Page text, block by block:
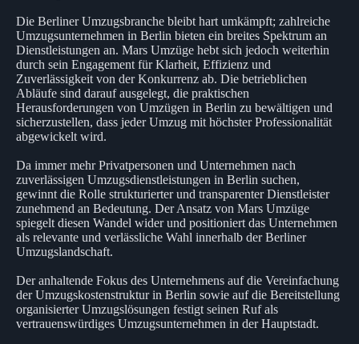
Die Berliner Umzugsbranche bleibt hart umkämpft; zahlreiche
Umzugsunternehmen in Berlin bieten ein breites Spektrum an
Dienstleistungen an. Mars Umzüge hebt sich jedoch weiterhin
durch sein Engagement für Klarheit, Effizienz und
Zuverlässigkeit von der Konkurrenz ab. Die betrieblichen
Abläufe sind darauf ausgelegt, die praktischen
Herausforderungen von Umzügen in Berlin zu bewältigen und
sicherzustellen, dass jeder Umzug mit höchster Professionalität
abgewickelt wird.
Da immer mehr Privatpersonen und Unternehmen nach
zuverlässigen Umzugsdienstleistungen in Berlin suchen,
gewinnt die Rolle strukturierter und transparenter Dienstleister
zunehmend an Bedeutung. Der Ansatz von Mars Umzüge
spiegelt diesen Wandel wider und positioniert das Unternehmen
als relevante und verlässliche Wahl innerhalb der Berliner
Umzugslandschaft.
Der anhaltende Fokus des Unternehmens auf die Vereinfachung
der Umzugskostenstruktur in Berlin sowie auf die Bereitstellung
organisierter Umzugslösungen festigt seinen Ruf als
vertrauenswürdiges Umzugsunternehmen in der Hauptstadt.